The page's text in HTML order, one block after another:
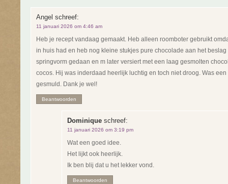
Angel schreef:
11 januari 2026 om 4:46 am
Heb je recept vandaag gemaakt. Heb alleen roomboter gebruikt
in huis had en heb nog kleine stukjes pure chocolade aan het
springvorm gedaan en m later versiert met een laag gesmolten
cocos. Hij was inderdaad heerlijk luchtig en toch niet droog. Was
gesmuld. Dank je wel!
Beantwoorden
Dominique schreef:
11 januari 2026 om 3:19 pm
Wat een goed idee.
Het lijkt ook heerlijk.
Ik ben blij dat u het lekker vond.
Beantwoorden